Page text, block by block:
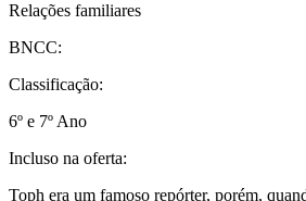
Relações familiares
BNCC:
Classificação:
6º e 7º Ano
Incluso na oferta:
Toph era um famoso repórter, porém,